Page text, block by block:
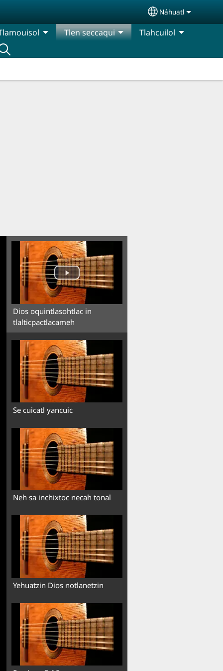
Select your
Náhuatl
Tlen seccaqui
Tlahcuilol
Dios oquintlasohtlac in
tlalticpactlacameh
Se cuicatl yancuic
Neh sa inchixtoc necah tonal
Yehuatzin Dios notlanetzin